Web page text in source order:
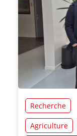
Recherche
Agriculture